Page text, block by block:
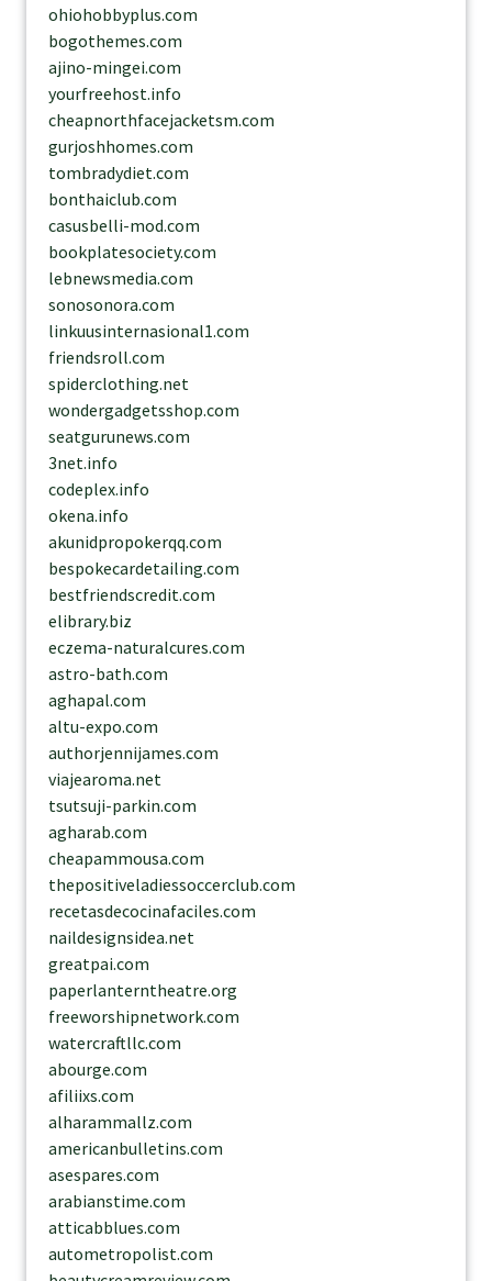
ohiohobbyplus.com
bogothemes.com
ajino-mingei.com
yourfreehost.info
cheapnorthfacejacketsm.com
gurjoshhomes.com
tombradydiet.com
bonthaiclub.com
casusbelli-mod.com
bookplatesociety.com
lebnewsmedia.com
sonosonora.com
linkuusinternasional1.com
friendsroll.com
spiderclothing.net
wondergadgetsshop.com
seatgurunews.com
3net.info
codeplex.info
okena.info
akunidpropokerqq.com
bespokecardetailing.com
bestfriendscredit.com
elibrary.biz
eczema-naturalcures.com
astro-bath.com
aghapal.com
altu-expo.com
authorjennijames.com
viajearoma.net
tsutsuji-parkin.com
agharab.com
cheapammousa.com
thepositiveladiessoccerclub.com
recetasdecocinafaciles.com
naildesignsidea.net
greatpai.com
paperlanterntheatre.org
freeworshipnetwork.com
watercraftllc.com
abourge.com
afiliixs.com
alharammallz.com
americanbulletins.com
asespares.com
arabianstime.com
atticabblues.com
autometropolist.com